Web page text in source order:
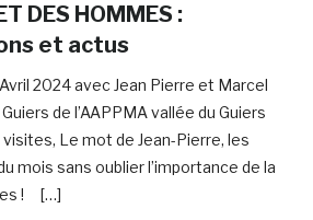
DES HOMMES :
et actus
2024 avec Jean Pierre et Marcel
de l’AAPPMA vallée du Guiers
Le mot de Jean-Pierre, les
mois sans oublier l’importance de la
! […]